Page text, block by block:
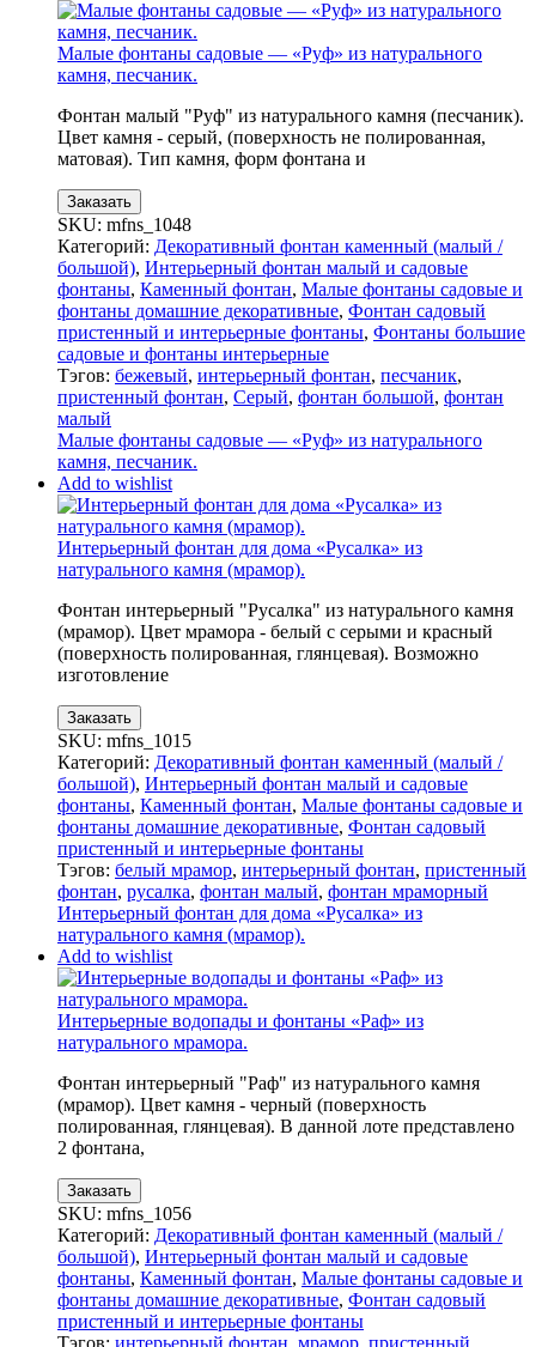
Малые фонтаны садовые — «Руф» из натурального
камня, песчаник.
Фонтан малый "Руф" из натурального камня (песчаник).
Цвет камня - серый, (поверхность не полированная,
матовая). Тип камня, форм фонтана и
Заказать
SKU: mfns_1048
Категорий: Декоративный фонтан каменный (малый /
большой), Интерьерный фонтан малый и садовые
фонтаны, Каменный фонтан, Малые фонтаны садовые и
фонтаны домашние декоративные, Фонтан садовый
пристенный и интерьерные фонтаны, Фонтаны большие
садовые и фонтаны интерьерные
Тэгов: бежевый, интерьерный фонтан, песчаник,
пристенный фонтан, Серый, фонтан большой, фонтан
малый
Малые фонтаны садовые — «Руф» из натурального
камня, песчаник.
Add to wishlist
Интерьерный фонтан для дома «Русалка» из
натурального камня (мрамор).
Фонтан интерьерный "Русалка" из натурального камня
(мрамор). Цвет мрамора - белый с серыми и красный
(поверхность полированная, глянцевая). Возможно
изготовление
Заказать
SKU: mfns_1015
Категорий: Декоративный фонтан каменный (малый /
большой), Интерьерный фонтан малый и садовые
фонтаны, Каменный фонтан, Малые фонтаны садовые и
фонтаны домашние декоративные, Фонтан садовый
пристенный и интерьерные фонтаны
Тэгов: белый мрамор, интерьерный фонтан, пристенный
фонтан, русалка, фонтан малый, фонтан мраморный
Интерьерный фонтан для дома «Русалка» из
натурального камня (мрамор).
Add to wishlist
Интерьерные водопады и фонтаны «Раф» из
натурального мрамора.
Фонтан интерьерный "Раф" из натурального камня
(мрамор). Цвет камня - черный (поверхность
полированная, глянцевая). В данной лоте представлено
2 фонтана,
Заказать
SKU: mfns_1056
Категорий: Декоративный фонтан каменный (малый /
большой), Интерьерный фонтан малый и садовые
фонтаны, Каменный фонтан, Малые фонтаны садовые и
фонтаны домашние декоративные, Фонтан садовый
пристенный и интерьерные фонтаны
Тэгов: интерьерный фонтан мрамор пристенный